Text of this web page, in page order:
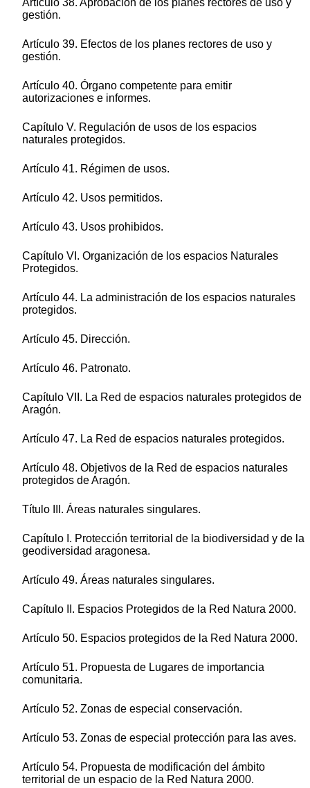
Artículo 38. Aprobación de los planes rectores de uso y
gestión.
Artículo 39. Efectos de los planes rectores de uso y
gestión.
Artículo 40. Órgano competente para emitir
autorizaciones e informes.
Capítulo V. Regulación de usos de los espacios
naturales protegidos.
Artículo 41. Régimen de usos.
Artículo 42. Usos permitidos.
Artículo 43. Usos prohibidos.
Capítulo VI. Organización de los espacios Naturales
Protegidos.
Artículo 44. La administración de los espacios naturales
protegidos.
Artículo 45. Dirección.
Artículo 46. Patronato.
Capítulo VII. La Red de espacios naturales protegidos de
Aragón.
Artículo 47. La Red de espacios naturales protegidos.
Artículo 48. Objetivos de la Red de espacios naturales
protegidos de Aragón.
Título III. Áreas naturales singulares.
Capítulo I. Protección territorial de la biodiversidad y de la
geodiversidad aragonesa.
Artículo 49. Áreas naturales singulares.
Capítulo II. Espacios Protegidos de la Red Natura 2000.
Artículo 50. Espacios protegidos de la Red Natura 2000.
Artículo 51. Propuesta de Lugares de importancia
comunitaria.
Artículo 52. Zonas de especial conservación.
Artículo 53. Zonas de especial protección para las aves.
Artículo 54. Propuesta de modificación del ámbito
territorial de un espacio de la Red Natura 2000.